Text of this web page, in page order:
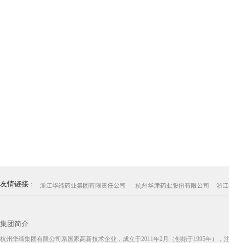
杭州华津药业股份有限公司
杭州华缔集团有限公司系国家高新技术企业，成立于2011年2月（创始于1995年），
集团简介
友情链接 ： 浙江华缔药业集团有限责任公司 浙